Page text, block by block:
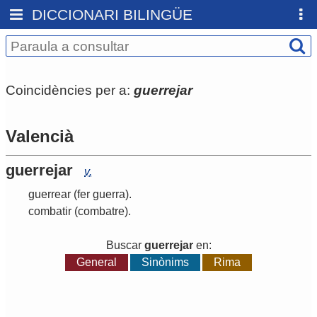
DICCIONARI BILINGÜE
Coincidències per a: guerrejar
Valencià
guerrejar
v.
guerrear (fer guerra).
combatir (combatre).
Buscar guerrejaren:
General
Sinònims Rima